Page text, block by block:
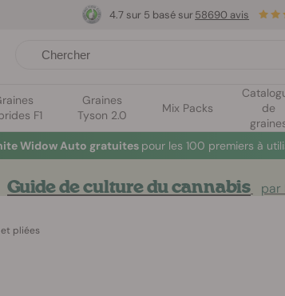
F1
Graines
Tyson 2.0
Mix Packs
de
4.7 sur 5 basé sur58690 avis
Widow Auto gratuites pour les 100 premiers à
Guide de culture du cannabis par
pliées